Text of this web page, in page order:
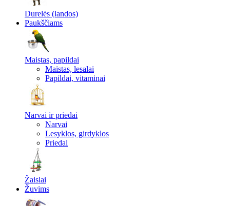
Durelės (landos)
Paukščiams
Maistas, papildai
Maistas, lesalai
Papildai, vitaminai
Narvai ir priedai
Narvai
Lesyklos, girdyklos
Priedai
Žaislai
Žuvims